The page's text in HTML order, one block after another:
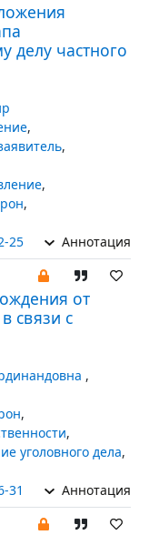
делу частного
,
,
,
,
25 Аннотация
от
связи с
,
,
,
уголовного дела,
31 Аннотация